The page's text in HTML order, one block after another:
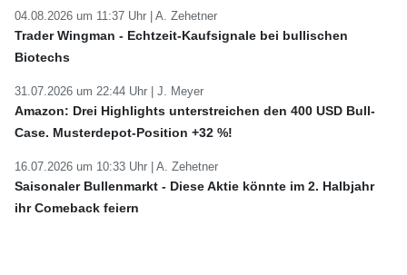
04.08.2026 um 11:37 Uhr | A. Zehetner
Trader Wingman - Echtzeit-Kaufsignale bei bullischen
Biotechs
31.07.2026 um 22:44 Uhr | J. Meyer
Amazon: Drei Highlights unterstreichen den 400 USD Bull-
Case. Musterdepot-Position +32 %!
16.07.2026 um 10:33 Uhr | A. Zehetner
Saisonaler Bullenmarkt - Diese Aktie könnte im 2. Halbjahr
ihr Comeback feiern